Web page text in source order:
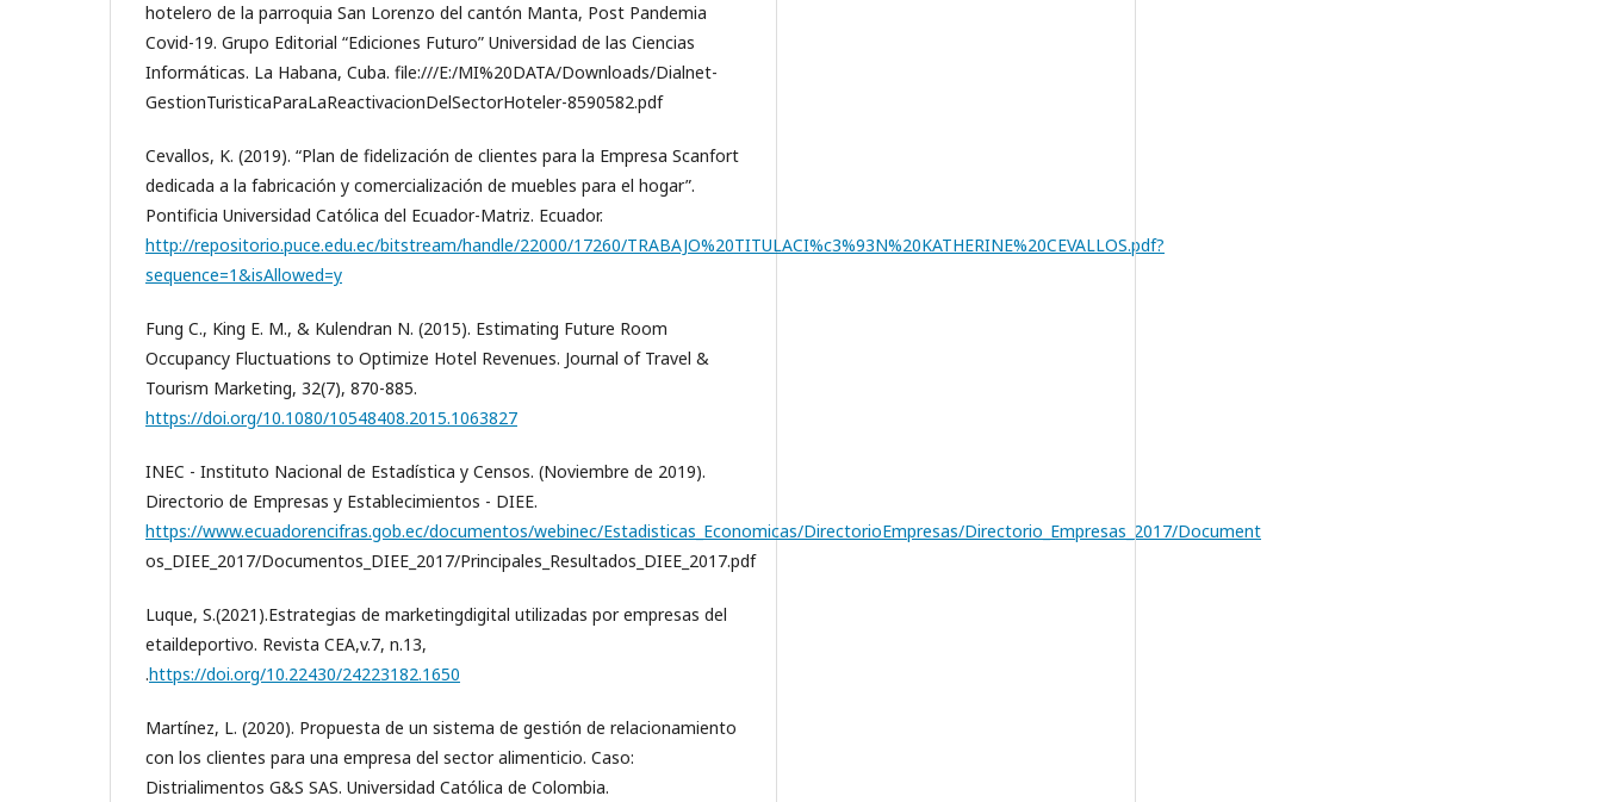
hotelero de la parroquia San Lorenzo del cantón Manta, Post Pandemia
Covid-19. Grupo Editorial “Ediciones Futuro” Universidad de las Ciencias
Informáticas. La Habana, Cuba. file:///E:/MI%20DATA/Downloads/Dialnet-
GestionTuristicaParaLaReactivacionDelSectorHoteler-8590582.pdf
Cevallos, K. (2019). “Plan de fidelización de clientes para la Empresa Scanfort
dedicada a la fabricación y comercialización de muebles para el hogar”.
Pontificia Universidad Católica del Ecuador-Matriz. Ecuador.
http://repositorio.puce.edu.ec/bitstream/handle/22000/17260/TRABAJO%20TITULACI%c3%93N%20KATHERINE%20CEVALLOS.pdf?
sequence=1&isAllowed=y
Fung C., King E. M., & Kulendran N. (2015). Estimating Future Room
Occupancy Fluctuations to Optimize Hotel Revenues. Journal of Travel &
Tourism Marketing, 32(7), 870-885.
https://doi.org/10.1080/10548408.2015.1063827
INEC - Instituto Nacional de Estadística y Censos. (Noviembre de 2019).
Directorio de Empresas y Establecimientos - DIEE.
https://www.ecuadorencifras.gob.ec/documentos/webinec/Estadisticas_Economicas/DirectorioEmpresas/Directorio_Empresas_2017/Document
os_DIEE_2017/Documentos_DIEE_2017/Principales_Resultados_DIEE_2017.pdf
Luque, S.(2021).Estrategias de marketingdigital utilizadas por empresas del
etaildeportivo. Revista CEA,v.7, n.13,
.https://doi.org/10.22430/24223182.1650
Martínez, L. (2020). Propuesta de un sistema de gestión de relacionamiento
con los clientes para una empresa del sector alimenticio. Caso:
Distrialimentos G&S SAS. Universidad Católica de Colombia.